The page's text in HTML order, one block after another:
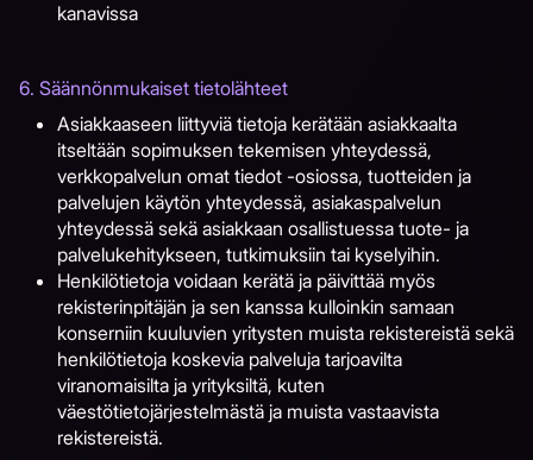
kanavissa
6. Säännönmukaiset tietolähteet
Asiakkaaseen liittyviä tietoja kerätään asiakkaalta
itseltään sopimuksen tekemisen yhteydessä,
verkkopalvelun omat tiedot -osiossa, tuotteiden ja
palvelujen käytön yhteydessä, asiakaspalvelun
yhteydessä sekä asiakkaan osallistuessa tuote- ja
palvelukehitykseen, tutkimuksiin tai kyselyihin.
Henkilötietoja voidaan kerätä ja päivittää myös
rekisterinpitäjän ja sen kanssa kulloinkin samaan
konserniin kuuluvien yritysten muista rekistereistä sekä
henkilötietoja koskevia palveluja tarjoavilta
viranomaisilta ja yrityksiltä, kuten
väestötietojärjestelmästä ja muista vastaavista
rekistereistä.